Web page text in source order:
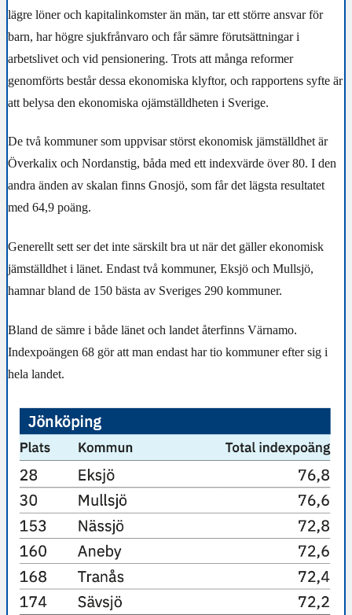
lägre löner och kapitalinkomster än män, tar ett större ansvar för
barn, har högre sjukfrånvaro och får sämre förutsättningar i
arbetslivet och vid pensionering. Trots att många reformer
genomförts består dessa ekonomiska klyftor, och rapportens syfte är
att belysa den ekonomiska ojämställdheten i Sverige.
De två kommuner som uppvisar störst ekonomisk jämställdhet är
Överkalix och Nordanstig, båda med ett indexvärde över 80. I den
andra änden av skalan finns Gnosjö, som får det lägsta resultatet
med 64,9 poäng.
Generellt sett ser det inte särskilt bra ut när det gäller ekonomisk
jämställdhet i länet. Endast två kommuner, Eksjö och Mullsjö,
hamnar bland de 150 bästa av Sveriges 290 kommuner.
Bland de sämre i både länet och landet återfinns Värnamo.
Indexpoängen 68 gör att man endast har tio kommuner efter sig i
hela landet.